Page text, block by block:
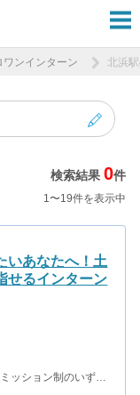
ンインターン 北浜
検索結果0件
1〜19件を表示中
いあなたへ！土
せるインターン
円〜33万円支給 時